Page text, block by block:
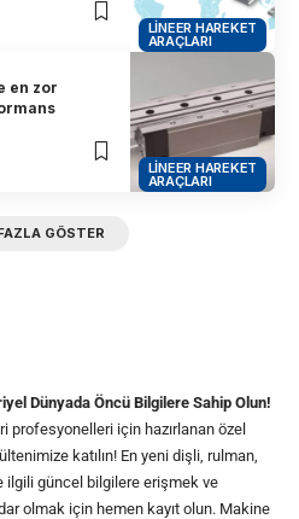
LINEER HAREKET
ARAÇLARI
LINEER HAREKET
ARAÇLARI
en zor
GÖSTER
Dünyada Öncü Bilgilere Sahip Olun!
profesyonelleri için hazırlanan özel
katılın! En yeni dişli, rulman,
ilgili güncel bilgilere erişmek ve
olmak için hemen kayıt olun. Makine